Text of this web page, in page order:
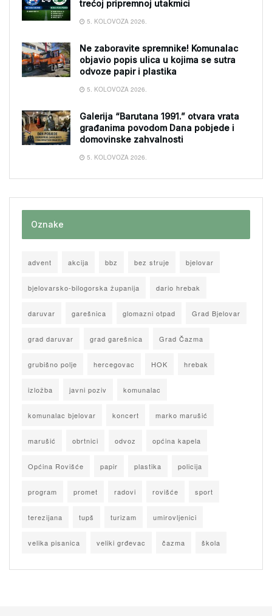
trećoj pripremnoj utakmici
5. KOLOVOZA 2026.
Ne zaboravite spremnike! Komunalac
objavio popis ulica u kojima se sutra
odvoze papir i plastika
5. KOLOVOZA 2026.
Galerija “Barutana 1991.” otvara vrata
građanima povodom Dana pobjede i
domovinske zahvalnosti
5. KOLOVOZA 2026.
Oznake
advent akcija bbz bez struje bjelovar
bjelovarsko-bilogorska županija dario hrebak
daruvar garešnica glomazni otpad Grad Bjelovar
grad daruvar grad garešnica Grad Čazma
grubišno polje hercegovac HOK hrebak
izložba javni poziv komunalac
komunalac bjelovar koncert marko marušić
marušić obrtnici odvoz općina kapela
Općina Rovišće papir plastika policija
program promet radovi rovišće sport
terezijana tupš turizam umirovljenici
velika pisanica veliki grđevac čazma škola